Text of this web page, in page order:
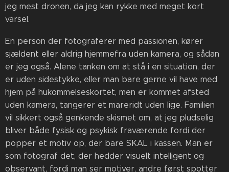
jeg mest dronen, da jeg kan rykke med meget kort
varsel.
En person der fotograferer med passionen, kører
sjældent eller aldrig hjemmefra uden kamera, og sådan
er jeg også. Alene tanken om at stå i en situation, der
er uden sidestykke, eller man bare gerne vil have med
hjem på hukommelseskortet, men er kommet afsted
uden kamera, tangerer et mareridt uden lige. Familien
vil sikkert også genkende skismet om, at jeg pludselig
bliver både fysisk og psykisk fraværende fordi der
popper et motiv op, der bare SKAL i kassen. Man er
som fotograf det, der hedder visuelt intelligent og
observant, fordi man ser motiver, andre først spotter